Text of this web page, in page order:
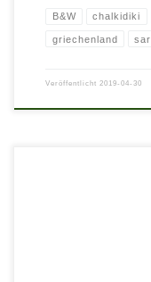
B&W chalkidiki
griechenland
Veröffentlicht 2019-04-30